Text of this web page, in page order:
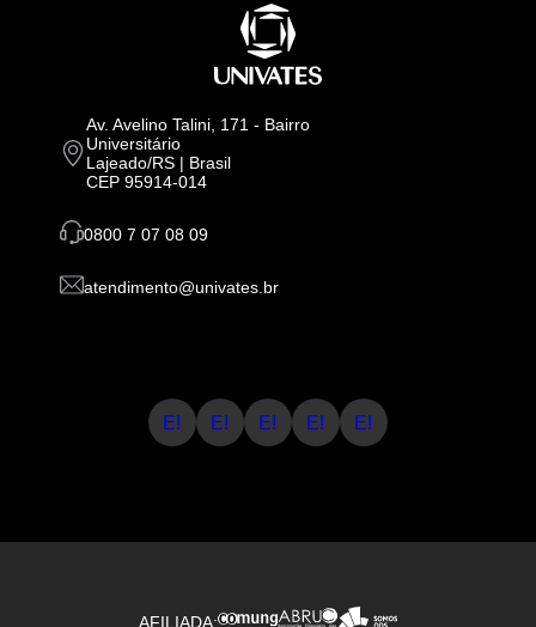
Av. Avelino Talini, 171 - Bairro
Universitário
Lajeado/RS | Brasil
CEP 95914-014
0800 7 07 08 09
atendimento@univates.br
E! E! E! E! E!
AFILIADA: